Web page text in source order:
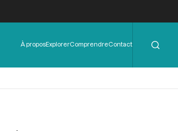
Menu
de
À proposExplorerComprendreContact